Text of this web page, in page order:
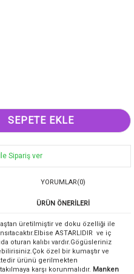
Sipariş ver
YORUMLAR(0)
ÜRÜN ÖNERILERI
üretilmiştir ve doku özelliği ile
ASTARLIDIR ve iç
oturan kalıbı vardır.Gögüsleriniz
özel bir kumaştır ve
ürünü gerilmekten
karşı korunmalıdır. Manken